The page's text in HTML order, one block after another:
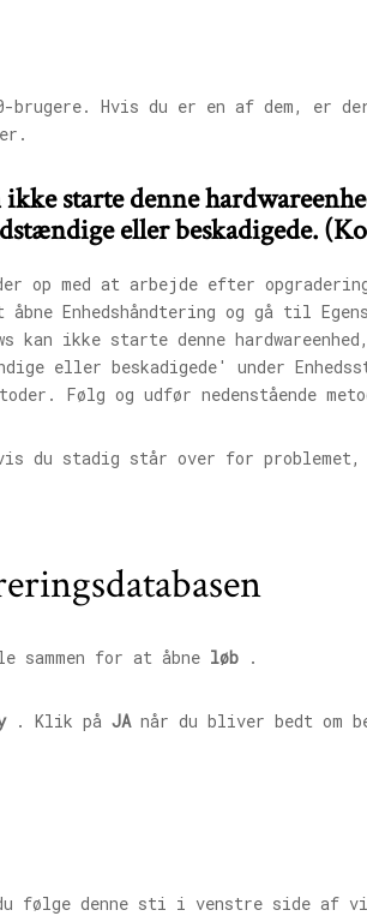
brugere. Hvis du er en af ​​dem,
starte denne
eller beskadigede.
op med at arbejde efter
Enhedshåndtering og gå til
kan ikke starte denne
eller beskadigede' under
Følg og udfør nedenstående
du stadig står over for problemet,
sammen for at åbne løb .
. Klik på JAnår du bliver bedt om
følge denne sti i venstre side af